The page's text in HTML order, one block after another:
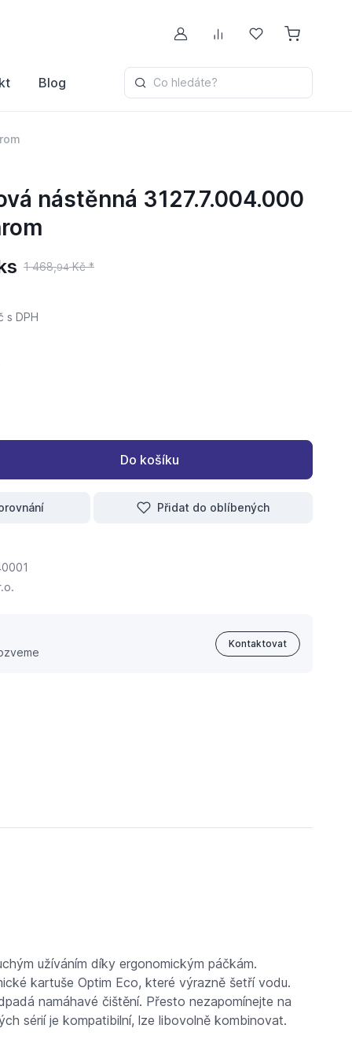
Můj účetPorovnávání
Oblíbené
Blog Co hledáte?
nástěnná 3127.7.004.000
1 468,94Kč *
s DPH
Do košíku
Přidat do oblíbených
Kontaktovat
užíváním díky ergonomickým páčkám.
kartuše Optim Eco, které výrazně šetří vodu.
namáhavé čištění. Přesto nezapomínejte na
sérií je kompatibilní, lze libovolně kombinovat.